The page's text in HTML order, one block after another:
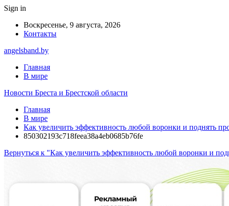
Sign in
Воскресенье, 9 августа, 2026
Контакты
angelsband.by
Главная
В мире
Новости Бреста и Брестской области
Главная
В мире
Как увеличить эффективность любой воронки и поднять
850302193c718feea38a4eb0685b76fe
Вернуться к "Как увеличить эффективность любой воронки и